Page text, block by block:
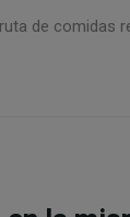
de comidas